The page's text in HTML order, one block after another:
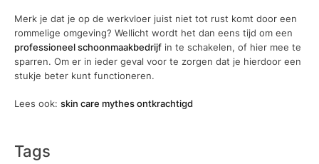
Merk je dat je op de werkvloer juist niet tot rust komt door een
rommelige omgeving? Wellicht wordt het dan eens tijd om een
professioneel schoonmaakbedrijf in te schakelen, of hier mee te
sparren. Om er in ieder geval voor te zorgen dat je hierdoor een
stukje beter kunt functioneren.
Lees ook: skin care mythes ontkrachtigd
Tags